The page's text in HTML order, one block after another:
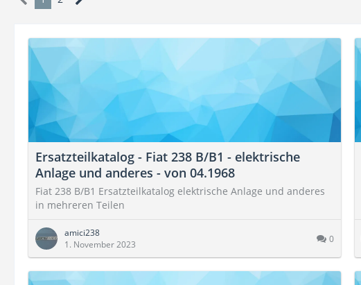
Ersatzteilkatalog - Fiat 238 B/B1 - elektrische
Anlage und anderes - von 04.1968
Fiat 238 B/B1 Ersatzteilkatalog elektrische Anlage und anderes
in mehreren Teilen
amici238
1. November 2023
0